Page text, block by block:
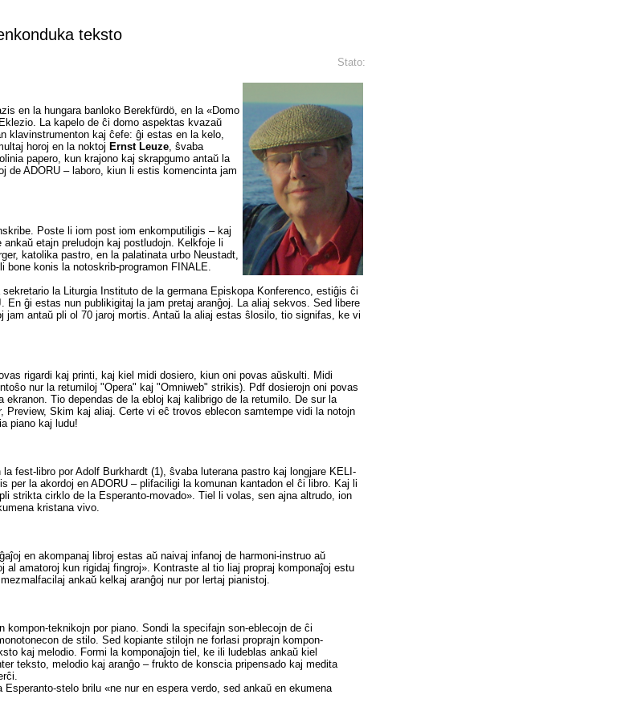
teksto
Stato:
en la hungara banloko Berekfürdö, en la «Domo
La kapelo de ĉi domo aspektas kvazaŭ
klavinstrumenton kaj ĉefe: ĝi estas en la kelo,
horoj en la noktoj Ernst Leuze, ŝvaba
papero, kun krajono kaj skrapgumo antaŭ la
de ADORU – laboro, kiun li estis komencinta jam
Poste li iom post iom enkomputiligis – kaj
etajn preludojn kaj postludojn. Kelkfoje li
katolika pastro, en la palatinata urbo Neustadt,
bone konis la notoskrib-programon FINALE.
la Liturgia Instituto de la germana Episkopa Konferenco, estiĝis ĉi
En ĝi estas nun publikigitaj la jam pretaj aranĝoj. La aliaj sekvos. Sed libere
jam antaŭ pli ol 70 jaroj mortis. Antaŭ la aliaj estas ŝlosilo, tio signifas, ke vi
rigardi kaj printi, kaj kiel midi dosiero, kiun oni povas aŭskulti. Midi
nur la retumiloj "Opera" kaj "Omniweb" strikis). Pdf dosierojn oni povas
Tio dependas de la ebloj kaj kalibrigo de la retumilo. De sur la
Preview, Skim kaj aliaj. Certe vi eĉ trovos eblecon samtempe vidi la notojn
piano kaj ludu!
fest-libro por Adolf Burkhardt (1), ŝvaba luterana pastro kaj longjare KELI-
per la akordoj en ADORU – plifaciligi la komunan kantadon el ĉi libro. Kaj li
strikta cirklo de la Esperanto-movado». Tiel li volas, sen ajna altrudo, ion
kristana vivo.
en akompanaj libroj estas aŭ naivaj infanoj de harmoni-instruo aŭ
al amatoroj kun rigidaj fingroj». Kontraste al tio liaj propraj komponaĵoj estu
ankaŭ kelkaj aranĝoj nur por lertaj pianistoj.
kompon-teknikojn por piano. Sondi la specifajn son-eblecojn de ĉi
de stilo. Sed kopiante stilojn ne forlasi proprajn kompon-
kaj melodio. Formi la komponaĵojn tiel, ke ili ludeblas ankaŭ kiel
teksto, melodio kaj aranĝo – frukto de konscia pripensado kaj medita
stelo brilu «ne nur en espera verdo, sed ankaŭ en ekumena